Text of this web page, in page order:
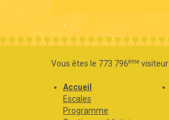
Vous êtes le 773 796ème visiteur
Accueil
Escales
Programme